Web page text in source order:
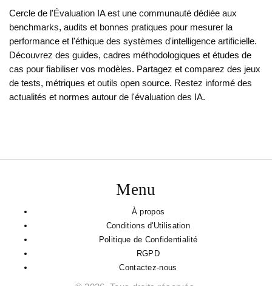
Cercle de l'Évaluation IA est une communauté dédiée aux
benchmarks, audits et bonnes pratiques pour mesurer la
performance et l'éthique des systèmes d'intelligence artificielle.
Découvrez des guides, cadres méthodologiques et études de
cas pour fiabiliser vos modèles. Partagez et comparez des jeux
de tests, métriques et outils open source. Restez informé des
actualités et normes autour de l'évaluation des IA.
Menu
À propos
Conditions d'Utilisation
Politique de Confidentialité
RGPD
Contactez-nous